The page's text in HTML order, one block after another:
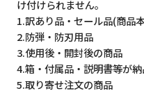
け付けられません。
1.訳あり品・セール品(商品
2.防弾・防刃用品
3.使用後・開封後の商品
4.箱・付属品・説明書等が
5.取り寄せ注文の商品